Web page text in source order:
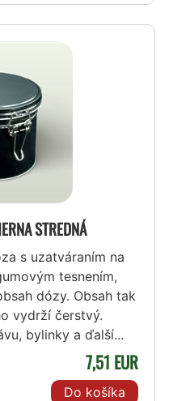
STREDNÁ
s uzatváraním na
tesnením,
dózy. Obsah tak
vydrží čerstvý.
bylinky a ďalší...
7,51 EUR
Do košíka